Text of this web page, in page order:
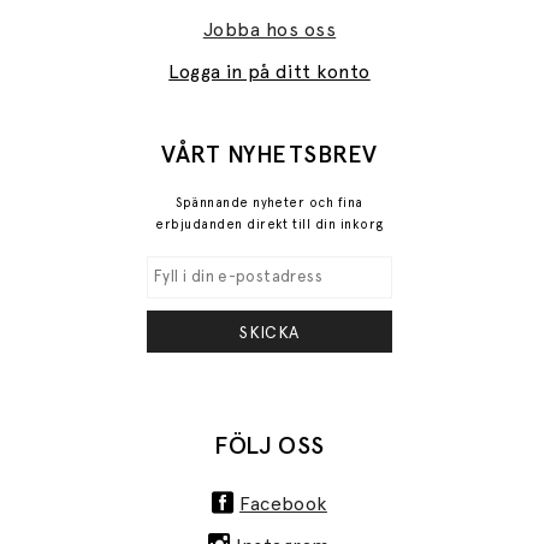
Jobba hos oss
Logga in på ditt konto
VÅRT NYHETSBREV
Spännande nyheter och fina
erbjudanden direkt till din inkorg
SKICKA
FÖLJ OSS
Facebook